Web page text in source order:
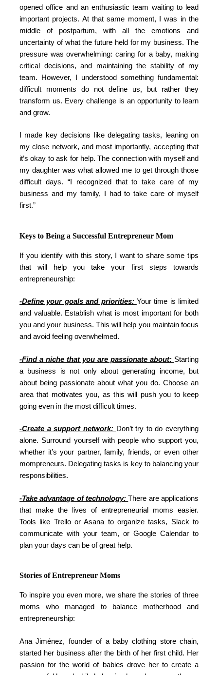
opened office and an enthusiastic team waiting to lead
important projects. At that same moment, I was in the
middle of postpartum, with all the emotions and
uncertainty of what the future held for my business. The
pressure was overwhelming: caring for a baby, making
critical decisions, and maintaining the stability of my
team. However, I understood something fundamental:
difficult moments do not define us, but rather they
transform us. Every challenge is an opportunity to learn
and grow.
I made key decisions like delegating tasks, leaning on
my close network, and most importantly, accepting that
it’s okay to ask for help. The connection with myself and
my daughter was what allowed me to get through those
difficult days. “I recognized that to take care of my
business and my family, I had to take care of myself
first.”
Keys to Being a Successful Entrepreneur Mom
If you identify with this story, I want to share some tips
that will help you take your first steps towards
entrepreneurship:
-Define your goals and priorities: Your time is limited
and valuable. Establish what is most important for both
you and your business. This will help you maintain focus
and avoid feeling overwhelmed.
-Find a niche that you are passionate about: Starting
a business is not only about generating income, but
about being passionate about what you do. Choose an
area that motivates you, as this will push you to keep
going even in the most difficult times.
-Create a support network: Don’t try to do everything
alone. Surround yourself with people who support you,
whether it’s your partner, family, friends, or even other
mompreneurs. Delegating tasks is key to balancing your
responsibilities.
-Take advantage of technology:There are applications
that make the lives of entrepreneurial moms easier.
Tools like Trello or Asana to organize tasks, Slack to
communicate with your team, or Google Calendar to
plan your days can be of great help.
Stories of Entrepreneur Moms
To inspire you even more, we share the stories of three
moms who managed to balance motherhood and
entrepreneurship:
Ana Jiménez, founder of a baby clothing store chain,
started her business after the birth of her first child. Her
passion for the world of babies drove her to create a